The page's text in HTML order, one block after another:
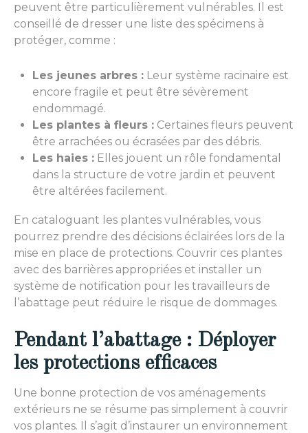
peuvent être particulièrement vulnérables. Il est
conseillé de dresser une liste des spécimens à
protéger, comme :
Les jeunes arbres : Leur système racinaire est
encore fragile et peut être sévèrement
endommagé.
Les plantes à fleurs : Certaines fleurs peuvent
être arrachées ou écrasées par des débris.
Les haies : Elles jouent un rôle fondamental
dans la structure de votre jardin et peuvent
être altérées facilement.
En cataloguant les plantes vulnérables, vous
pourrez prendre des décisions éclairées lors de la
mise en place de protections. Couvrir ces plantes
avec des barrières appropriées et installer un
système de notification pour les travailleurs de
l’abattage peut réduire le risque de dommages.
Pendant l’abattage : Déployer
les protections efficaces
Une bonne protection de vos aménagements
extérieurs ne se résume pas simplement à couvrir
vos plantes. Il s’agit d’instaurer un environnement